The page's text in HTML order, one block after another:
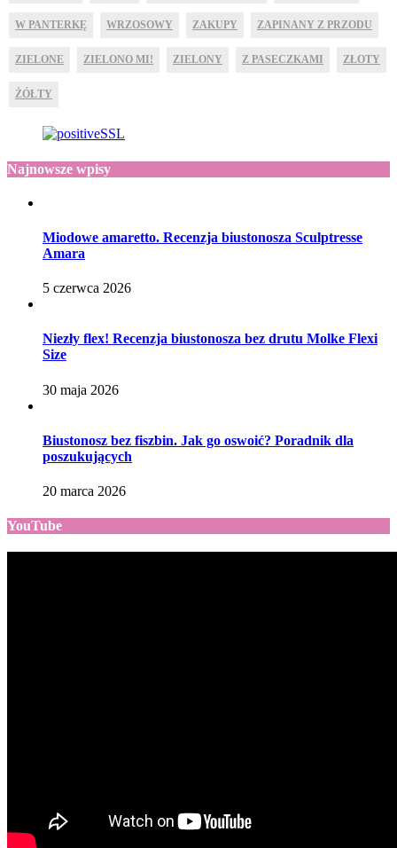
W PANTERKĘ WRZOSOWY ZAKUPY ZAPINANY Z PRZODU
ZIELONE ZIELONO MI! ZIELONY Z PASECZKAMI ZŁOTY
ŻÓŁTY
Najnowsze wpisy
Miodowe amaretto. Recenzja biustonosza Sculptresse
Amara
5 czerwca 2026
Niezły flex! Recenzja biustonosza bez drutu Molke Flexi
Size
30 maja 2026
Biustonosz bez fiszbin. Jak go oswoić? Poradnik dla
poszukujących
20 marca 2026
YouTube